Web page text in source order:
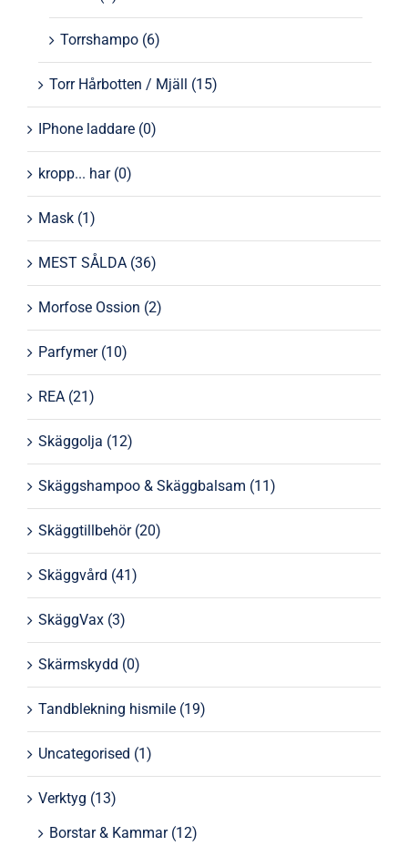
Torrshampo (6)
Torr Hårbotten / Mjäll (15)
IPhone laddare (0)
kropp... har (0)
Mask (1)
MEST SÅLDA (36)
Morfose Ossion (2)
Parfymer (10)
REA (21)
Skäggolja (12)
Skäggshampoo & Skäggbalsam (11)
Skäggtillbehör (20)
Skäggvård (41)
SkäggVax (3)
Skärmskydd (0)
Tandblekning hismile (19)
Uncategorised (1)
Verktyg (13)
Borstar & Kammar (12)